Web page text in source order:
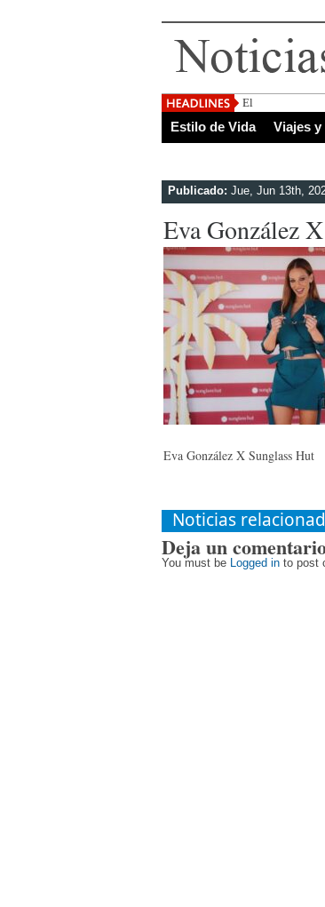
El Salvador, uno
Estilo de Vida Viajes y
Publicado: Jue, Jun 13th,
Eva González
Eva González X Sunglass Hut
Noticias
Deja un
You must be Logged in to post